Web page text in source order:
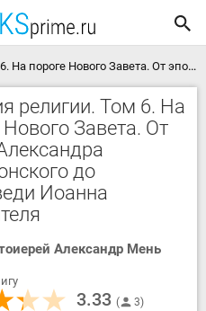
Александра Македонского до проповеди Иоанна Крестителя скачать книгу
религии. Том 6. На
Нового Завета. От
до
Иоанна
Александр Мень
3.33 3